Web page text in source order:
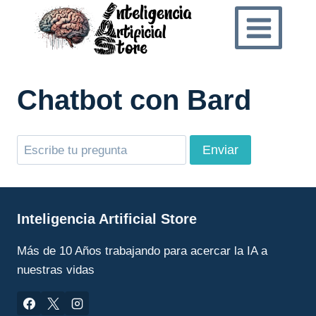
contenido
Chatbot con Bard
Enviar
Inteligencia Artificial Store
Más de 10 Años trabajando para acercar la IA a
nuestras vidas